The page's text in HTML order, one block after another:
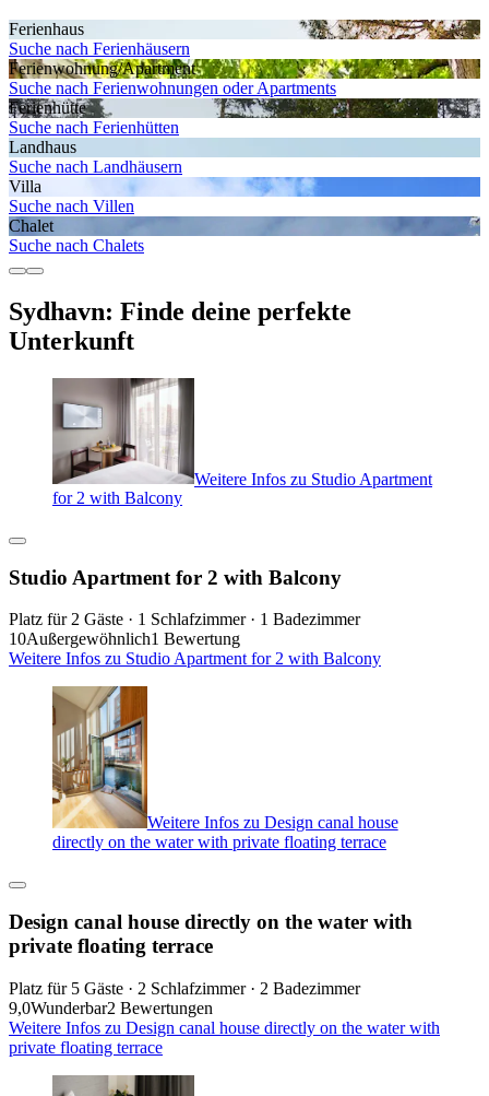
Ferienhaus
Suche nach Ferienhäusern
Ferienwohnung/Apartment
Suche nach Ferienwohnungen oder Apartments
Ferienhütte
Suche nach Ferienhütten
Landhaus
Suche nach Landhäusern
Villa
Suche nach Villen
Chalet
Suche nach Chalets
Sydhavn: Finde deine perfekte
Unterkunft
Weitere Infos zu Studio Apartment
for 2 with Balcony
Studio Apartment for 2 with Balcony
Platz für 2 Gäste · 1 Schlafzimmer · 1 Badezimmer
10Außergewöhnlich1 Bewertung
Weitere Infos zu Studio Apartment for 2 with Balcony
Weitere Infos zu Design canal house
directly on the water with private floating terrace
Design canal house directly on the water with
private floating terrace
Platz für 5 Gäste · 2 Schlafzimmer · 2 Badezimmer
9,0Wunderbar2 Bewertungen
Weitere Infos zu Design canal house directly on the water with
private floating terrace